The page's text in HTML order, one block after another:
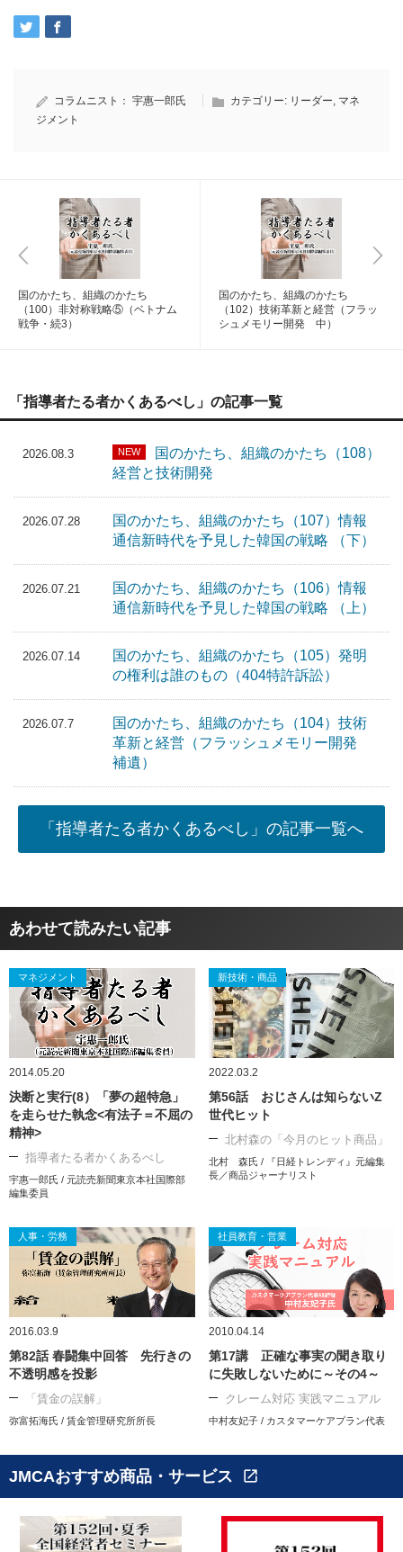
コラムニスト： 宇惠一郎氏 カテゴリー: リーダー, マネ
ジメント
国のかたち、組織のかたち
（100）非対称戦略⑤（ベトナム
戦争・続3）
国のかたち、組織のかたち
（102）技術革新と経営（フラッ
シュメモリー開発 中）
「指導者たる者かくあるべし」の記事一覧
2026.08.3 NEW
国のかたち、組織のかたち（108）
経営と技術開発
2026.07.28
国のかたち、組織のかたち（107）情報
通信新時代を予見した韓国の戦略 （下）
2026.07.21
国のかたち、組織のかたち（106）情報
通信新時代を予見した韓国の戦略 （上）
2026.07.14
国のかたち、組織のかたち（105）発明
の権利は誰のもの（404特許訴訟）
2026.07.7
国のかたち、組織のかたち（104）技術
革新と経営（フラッシュメモリー開発
補遺）
「指導者たる者かくあるべし」の記事一覧へ
あわせて読みたい記事
マネジメント
2014.05.20
決断と実行(8）「夢の超特急」
を走らせた執念<有法子＝不屈の
精神>
指導者たる者かくあるべし
宇惠一郎氏 / 元読売新聞東京本社国際部
編集委員
新技術・商品
2022.03.2
第56話 おじさんは知らないZ
世代ヒット
北村森の「今月のヒット商品」
北村 森氏 / 『日経トレンディ』元編集
長／商品ジャーナリスト
人事・労務
2016.03.9
第82話 春闘集中回答 先行きの
不透明感を投影
「賃金の誤解」
弥富拓海氏 / 賃金管理研究所所長
社員教育・営業
2010.04.14
第17講 正確な事実の聞き取り
に失敗しないために～その4～
クレーム対応 実践マニュアル
中村友妃子 / カスタマーケアプラン代表
JMCAおすすめ商品・サービス open_in_new